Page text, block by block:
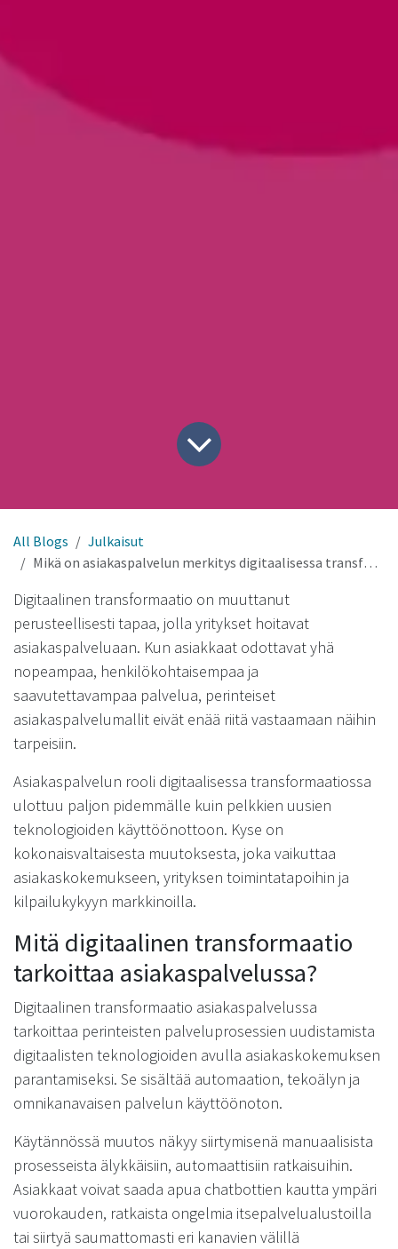
All Blogs
Julkaisut
Mikä on asiakaspalvelun merkitys digitaalisessa transformaatiossa?
Digitaalinen transformaatio on muuttanut
perusteellisesti tapaa, jolla yritykset hoitavat
asiakaspalveluaan. Kun asiakkaat odottavat yhä
nopeampaa, henkilökohtaisempaa ja
saavutettavampaa palvelua, perinteiset
asiakaspalvelumallit eivät enää riitä vastaamaan näihin
tarpeisiin.
Asiakaspalvelun rooli digitaalisessa transformaatiossa
ulottuu paljon pidemmälle kuin pelkkien uusien
teknologioiden käyttöönottoon. Kyse on
kokonaisvaltaisesta muutoksesta, joka vaikuttaa
asiakaskokemukseen, yrityksen toimintatapoihin ja
kilpailukykyyn markkinoilla.
Mitä digitaalinen transformaatio
tarkoittaa asiakaspalvelussa?
Digitaalinen transformaatio asiakaspalvelussa
tarkoittaa perinteisten palveluprosessien uudistamista
digitaalisten teknologioiden avulla asiakaskokemuksen
parantamiseksi. Se sisältää automaation, tekoälyn ja
omnikanavaisen palvelun käyttöönoton.
Käytännössä muutos näkyy siirtymisenä manuaalisista
prosesseista älykkäisiin, automaattisiin ratkaisuihin.
Asiakkaat voivat saada apua chatbottien kautta ympäri
vuorokauden, ratkaista ongelmia itsepalvelualustoilla
tai siirtyä saumattomasti eri kanavien välillä